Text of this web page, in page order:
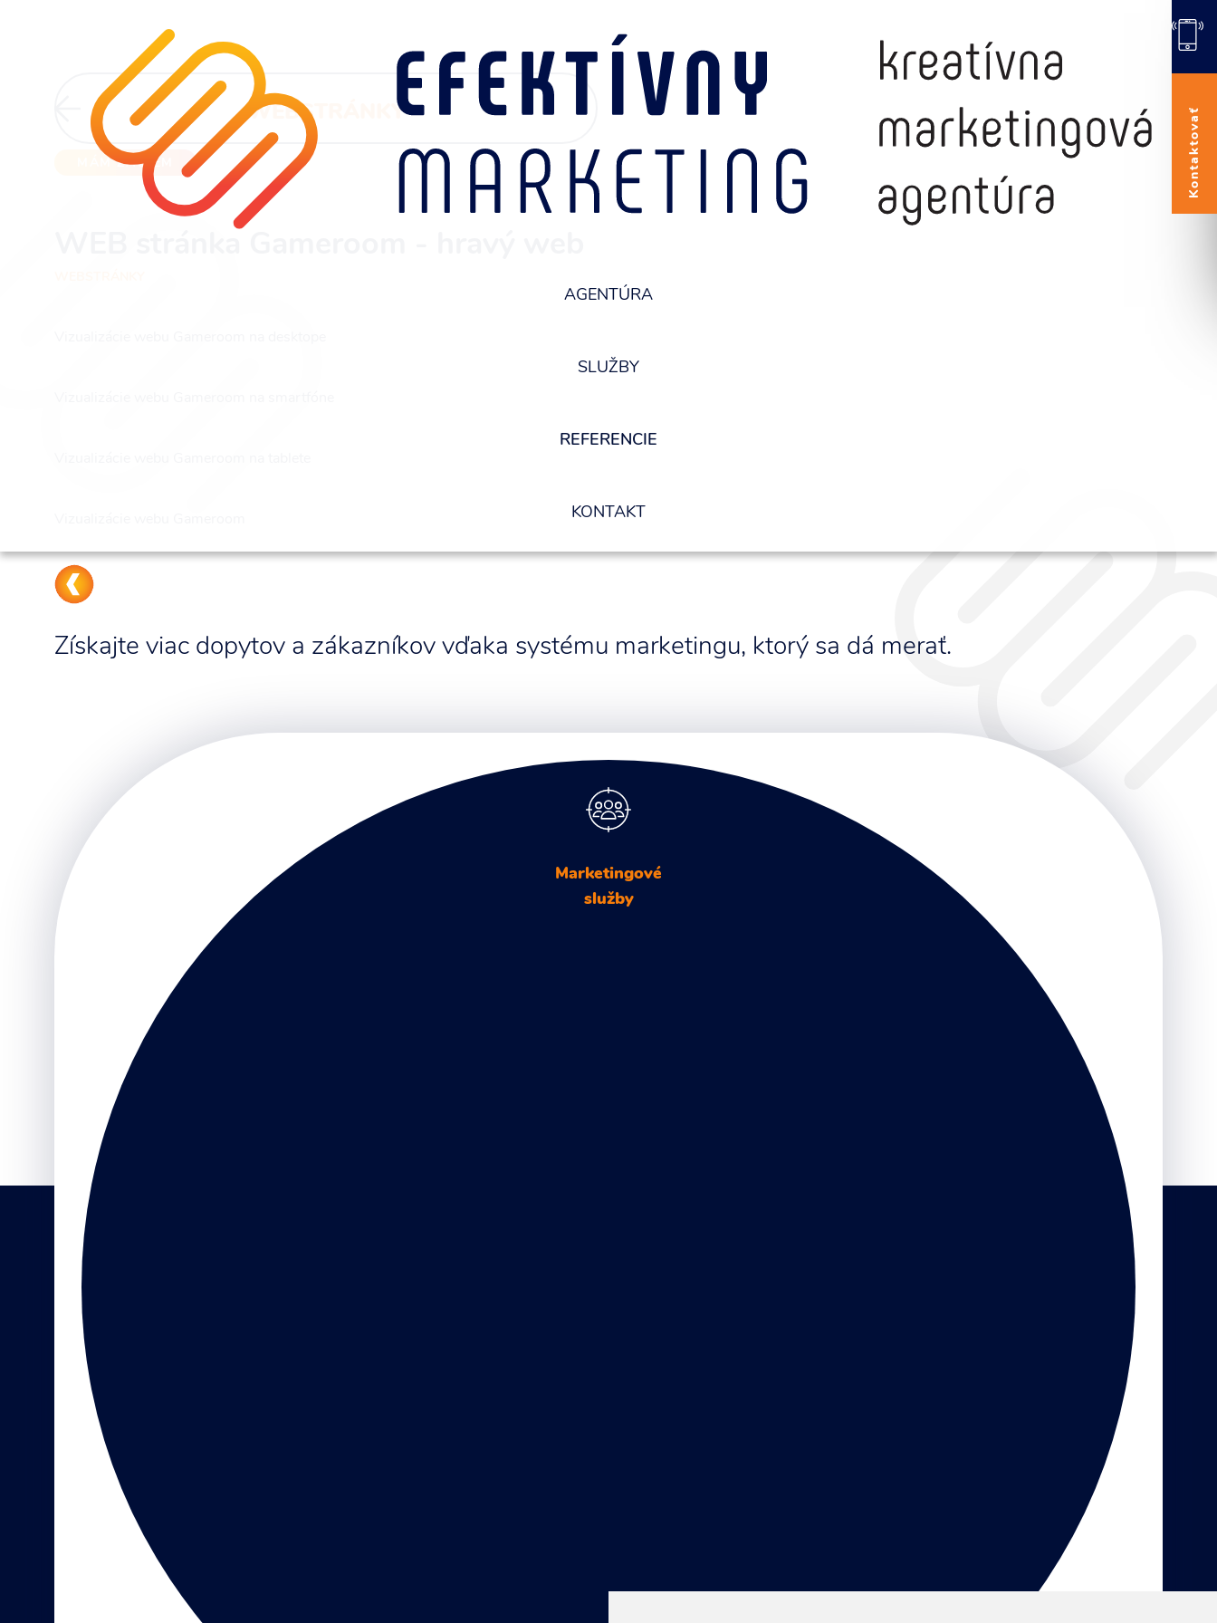
AGENTÚRA
SLUŽBY
REFERENCIE
KONTAKT
WEBSTRÁNKY
MÁM ZÁUJEM
Získajte viac dopytov a zákazníkov vďaka systému marketingu, ktorý sa dá merať.
Marketingové
služby
AGENTÚRA
SLUŽBY
REFERENCIE
KONTAKT
REKLAMNÉ PREDMETY - KATALÓG 1
REKLAMNÉ PREDMETY - KATALÓG 2
ETICKÝ KÓDEX
OCHRANA OSOBNÝCH ÚDAJOV
UPRAVIŤ NASTAVENIA COOKIES
Cassovia Consulting Group, s.r.o.
sídlo/office: Kuzmányho 37, 040 01 Košice
Kontaktovať
Odoslať